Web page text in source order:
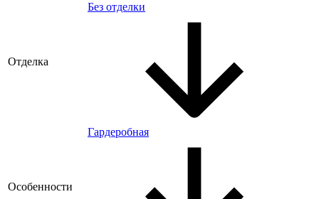
Отделка
Без отделки
Особенности
Гардеробная